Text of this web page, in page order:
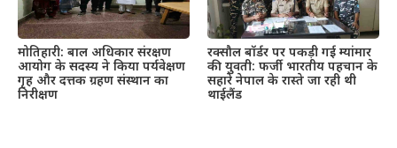
मोतिहारी: बाल अधिकार संरक्षण
आयोग के सदस्य ने किया पर्यवेक्षण
गृह और दत्तक ग्रहण संस्थान का
निरीक्षण
रक्सौल बॉर्डर पर पकड़ी गई म्यांमार
की युवती: फर्जी भारतीय पहचान के
सहारे नेपाल के रास्ते जा रही थी
थाईलैंड